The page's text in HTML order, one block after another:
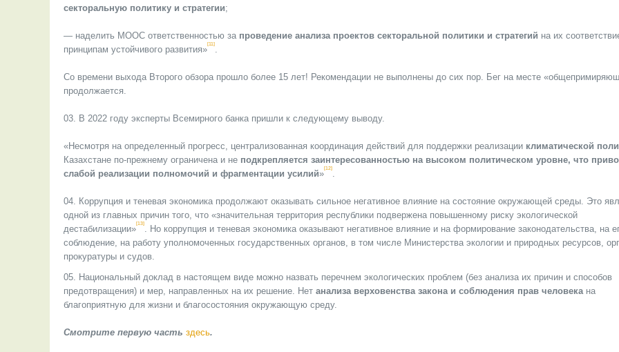
секторальную политику и стратегии;
— наделить МООС ответственностью за проведение анализа проектов секторальной политики и стратегий на их
принципам устойчивого развития»
[11]
.
Со времени выхода Второго обзора прошло более 15 лет! Рекомендации не выполнены до сих пор. Бег на месте
продолжается.
В 2022 году эксперты Всемирного банка пришли к следующему выводу.
«Несмотря на определенный прогресс, централизованная координация действий для поддержки реализации климатической
Казахстане по-прежнему ограничена и не подкрепляется заинтересованностью на высоком политическом уровне, что
слабой реализации полномочий и фрагментации усилий»
[12]
.
Коррупция и теневая экономика продолжают оказывать сильное негативное влияние на состояние окружающей среды. Это
одной из главных причин того, что «значительная территория республики подвержена повышенному риску экологической
дестабилизации»
[13]
. Но коррупция и теневая экономика оказывают негативное влияние и на формирование законодательства, на
соблюдение, на работу уполномоченных государственных органов, в том числе Министерства экологии и природных ресурсов,
прокуратуры и судов.
Национальный доклад в настоящем виде можно назвать перечнем экологических проблем (без анализа их причин и способов
предотвращения) и мер, направленных на их решение. Нет анализа верховенства закона и соблюдения прав человекана
благоприятную для жизни и благосостояния окружающую среду.
Смотрите первую часть здесь.